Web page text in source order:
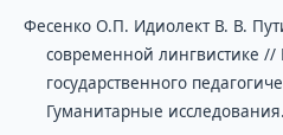
Фесенко О.П. Идиолект В. В.
современной лингвистике //
государственного
Гуманитарные